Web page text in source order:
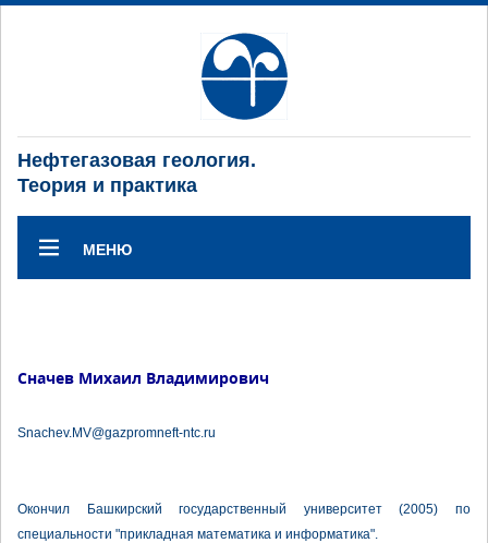
Нефтегазовая геология.
Теория и практика
МЕНЮ
Сначев Михаил Владимирович
Snachev.MV@gazpromneft-ntc.ru
Окончил Башкирский государственный университет (2005) по
специальности "прикладная математика и информатика".